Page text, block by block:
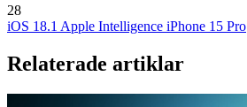
28
iOS 18.1 Apple Intelligence iPhone 15 Pro
Relaterade artiklar